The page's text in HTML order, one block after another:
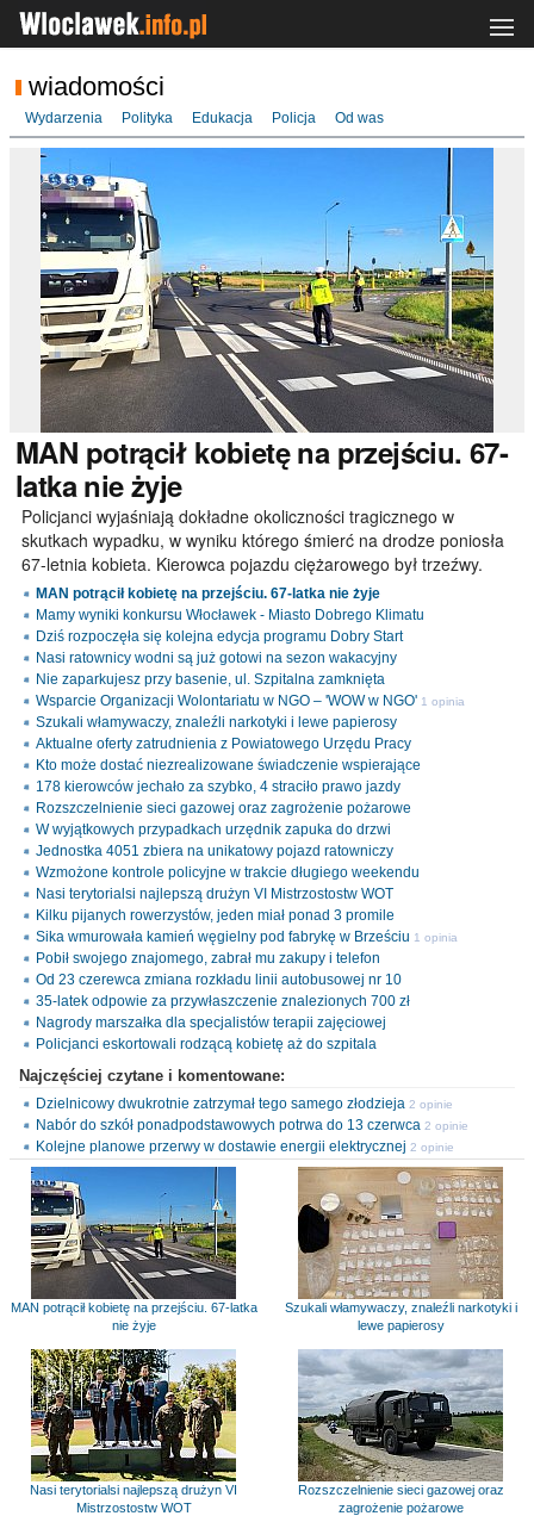
wiadomości
Wydarzenia Polityka Edukacja Policja Od was
MAN potrącił kobietę na przejściu. 67-
latka nie żyje
Policjanci wyjaśniają dokładne okoliczności tragicznego w
skutkach wypadku, w wyniku którego śmierć na drodze poniosła
67-letnia kobieta. Kierowca pojazdu ciężarowego był trzeźwy.
MAN potrącił kobietę na przejściu. 67-latka nie żyje
Mamy wyniki konkursu Włocławek - Miasto Dobrego Klimatu
Dziś rozpoczęła się kolejna edycja programu Dobry Start
Nasi ratownicy wodni są już gotowi na sezon wakacyjny
Nie zaparkujesz przy basenie, ul. Szpitalna zamknięta
Wsparcie Organizacji Wolontariatu w NGO – 'WOW w NGO' 1 opinia
Szukali włamywaczy, znaleźli narkotyki i lewe papierosy
Aktualne oferty zatrudnienia z Powiatowego Urzędu Pracy
Kto może dostać niezrealizowane świadczenie wspierające
178 kierowców jechało za szybko, 4 straciło prawo jazdy
Rozszczelnienie sieci gazowej oraz zagrożenie pożarowe
W wyjątkowych przypadkach urzędnik zapuka do drzwi
Jednostka 4051 zbiera na unikatowy pojazd ratowniczy
Wzmożone kontrole policyjne w trakcie długiego weekendu
Nasi terytorialsi najlepszą drużyn VI Mistrzostostw WOT
Kilku pijanych rowerzystów, jeden miał ponad 3 promile
Sika wmurowała kamień węgielny pod fabrykę w Brześciu 1 opinia
Pobił swojego znajomego, zabrał mu zakupy i telefon
Od 23 czerewca zmiana rozkładu linii autobusowej nr 10
35-latek odpowie za przywłaszczenie znalezionych 700 zł
Nagrody marszałka dla specjalistów terapii zajęciowej
Policjanci eskortowali rodzącą kobietę aż do szpitala
Najczęściej czytane i komentowane:
Dzielnicowy dwukrotnie zatrzymał tego samego złodzieja 2 opinie
Nabór do szkół ponadpodstawowych potrwa do 13 czerwca 2 opinie
Kolejne planowe przerwy w dostawie energii elektrycznej 2 opinie
MAN potrącił kobietę na przejściu. 67-latka
nie żyje
Szukali włamywaczy, znaleźli narkotyki i
lewe papierosy
Nasi terytorialsi najlepszą drużyn VI
Mistrzostostw WOT
Rozszczelnienie sieci gazowej oraz
zagrożenie pożarowe